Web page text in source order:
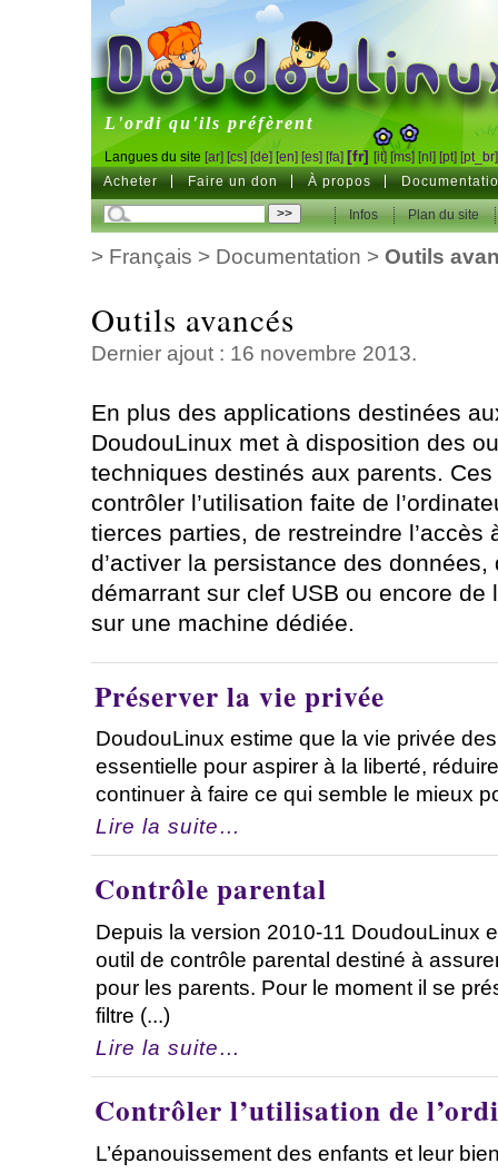
DoudouLinux
L'ordi qu'ils préfèrent
Langues du site [ar] [cs] [de] [en] [es] [fa] [fr] [it] [ms] [nl] [pt] [pt_br]
Acheter Faire un don À propos
Infos Plan du site
> Français > Documentation > Outils
Outils avancés
Dernier ajout : 16 novembre 2013.
En plus des applications destinées
DoudouLinux met à disposition des
techniques destinés aux parents.
contrôler l’utilisation faite de
tierces parties, de restreindre l’accès
d’activer la persistance des
démarrant sur clef USB ou encore de
sur une machine dédiée.
Préserver la vie privée
DoudouLinux estime que la vie privée
essentielle pour aspirer à la liberté,
continuer à faire ce qui semble le mieux
Lire la suite…
Contrôle parental
Depuis la version 2010-11 DoudouLinux
outil de contrôle parental destiné à
pour les parents. Pour le moment il se
filtre (...)
Lire la suite…
Contrôler l’utilisation de
L’épanouissement des enfants et leur